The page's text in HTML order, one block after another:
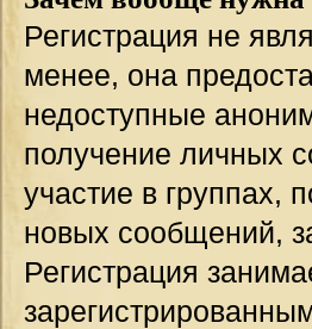
Регистрация не
менее, она
недоступные
получение личных
участие в группах,
новых сообщений,
Регистрация